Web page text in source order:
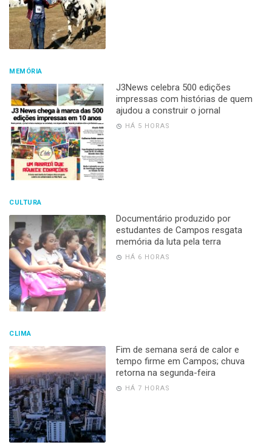
MEMÓRIA
J3News celebra 500 edições
impressas com histórias de quem
ajudou a construir o jornal
HÁ 5 HORAS
CULTURA
Documentário produzido por
estudantes de Campos resgata
memória da luta pela terra
HÁ 6 HORAS
CLIMA
Fim de semana será de calor e
tempo firme em Campos; chuva
retorna na segunda-feira
HÁ 7 HORAS